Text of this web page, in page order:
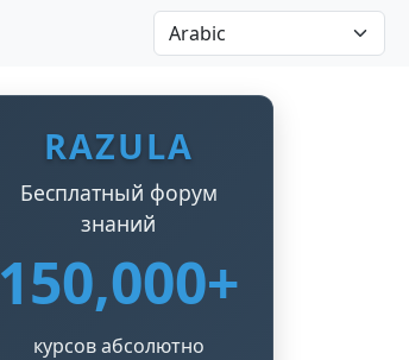
RAZULA
Бесплатный форум
знаний
150,000+
курсов абсолютно